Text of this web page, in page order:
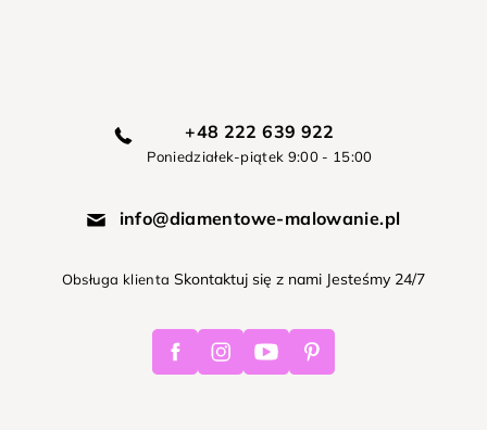
+48 222 639 922
Poniedziałek-piątek 9:00 - 15:00
info@diamentowe-malowanie.pl
Obsługa klienta Skontaktuj się z nami Jesteśmy 24/7
FacebookInstagramYoutube Pinterest